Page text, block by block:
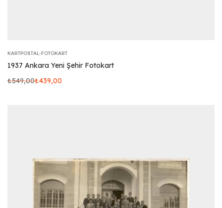
KARTPOSTAL-FOTOKART
1937 Ankara Yeni Şehir Fotokart
₺549,00₺439,00